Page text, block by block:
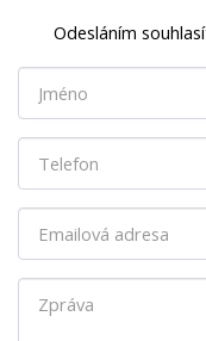
Odesláním